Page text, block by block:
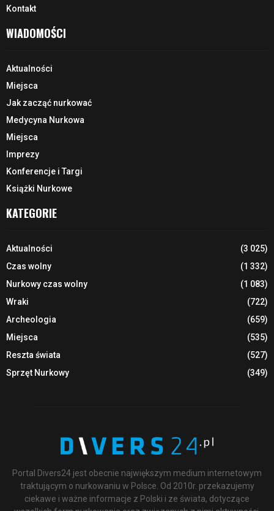
Kontakt
WIADOMOŚCI
Aktualności
Miejsca
Jak zacząć nurkować
Medycyna Nurkowa
Miejsca
Imprezy
Konferencje i Targi
Książki Nurkowe
KATEGORIE
Aktualności
(3 025)
Czas wolny
(1 332)
Nurkowy czas wolny
(1 083)
Wraki
(722)
Archeologia
(659)
Miejsca
(535)
Reszta świata
(527)
Sprzęt Nurkowy
(349)
Portal Divers24 jest obecnie największym medium internetowym
traktującym o nurkowaniu w Polsce. Od 2010r. przekazujemy
ciekawe i ważne informacje z Polski i ze świata, dotyczące